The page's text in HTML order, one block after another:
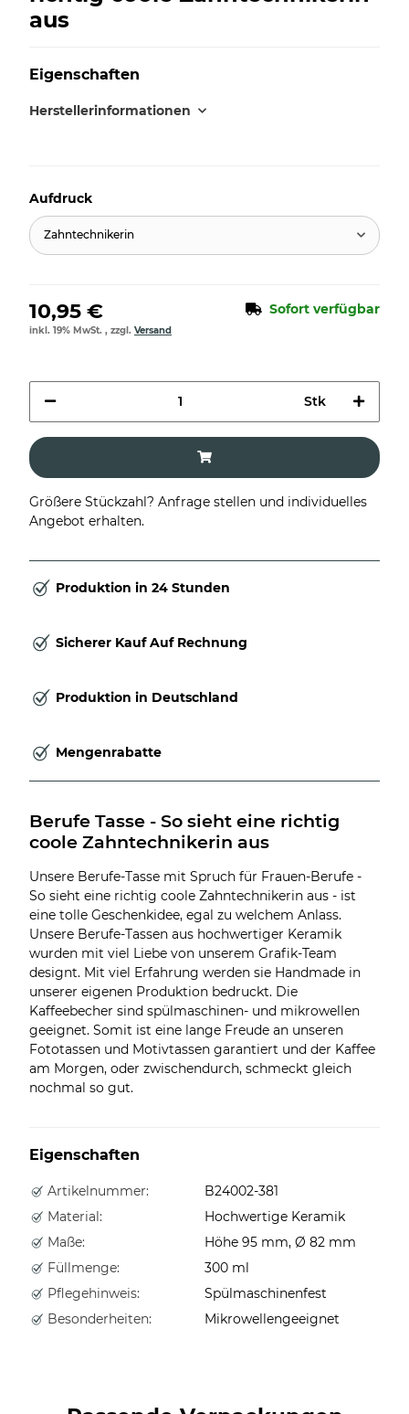
aus
Eigenschaften
Herstellerinformationen
Aufdruck
Zahntechnikerin
10,95 € Sofort verfügbar
inkl. 19% MwSt. , zzgl. Versand
Stk
Größere Stückzahl? Anfrage stellen und individuelles
Angebot erhalten.
Produktion in 24 Stunden
Sicherer Kauf Auf Rechnung
Produktion in Deutschland
Mengenrabatte
Berufe Tasse - So sieht eine richtig
coole Zahntechnikerin aus
Unsere Berufe-Tasse mit Spruch für Frauen-Berufe -
So sieht eine richtig coole Zahntechnikerin aus - ist
eine tolle Geschenkidee, egal zu welchem Anlass.
Unsere Berufe-Tassen aus hochwertiger Keramik
wurden mit viel Liebe von unserem Grafik-Team
designt. Mit viel Erfahrung werden sie Handmade in
unserer eigenen Produktion bedruckt. Die
Kaffeebecher sind spülmaschinen- und mikrowellen
geeignet. Somit ist eine lange Freude an unseren
Fototassen und Motivtassen garantiert und der Kaffee
am Morgen, oder zwischendurch, schmeckt gleich
nochmal so gut.
Eigenschaften
Artikelnummer:
B24002-381
Material:
Hochwertige Keramik
Maße:
Höhe 95 mm, Ø 82 mm
Füllmenge:
300 ml
Pflegehinweis:
Spülmaschinenfest
Besonderheiten:
Mikrowellengeeignet